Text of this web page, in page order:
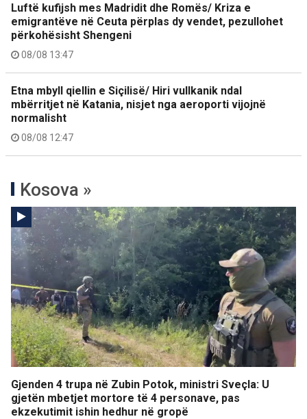
Luftë kufijsh mes Madridit dhe Romës/ Kriza e
emigrantëve në Ceuta përplas dy vendet, pezullohet
përkohësisht Shengeni
08/08 13:47
Etna mbyll qiellin e Siçilisë/ Hiri vullkanik ndal
mbërritjet në Katania, nisjet nga aeroporti vijojnë
normalisht
08/08 12:47
Kosova »
Gjenden 4 trupa në Zubin Potok, ministri Sveçla: U
gjetën mbetjet mortore të 4 personave, pas
ekzekutimit ishin hedhur në gropë